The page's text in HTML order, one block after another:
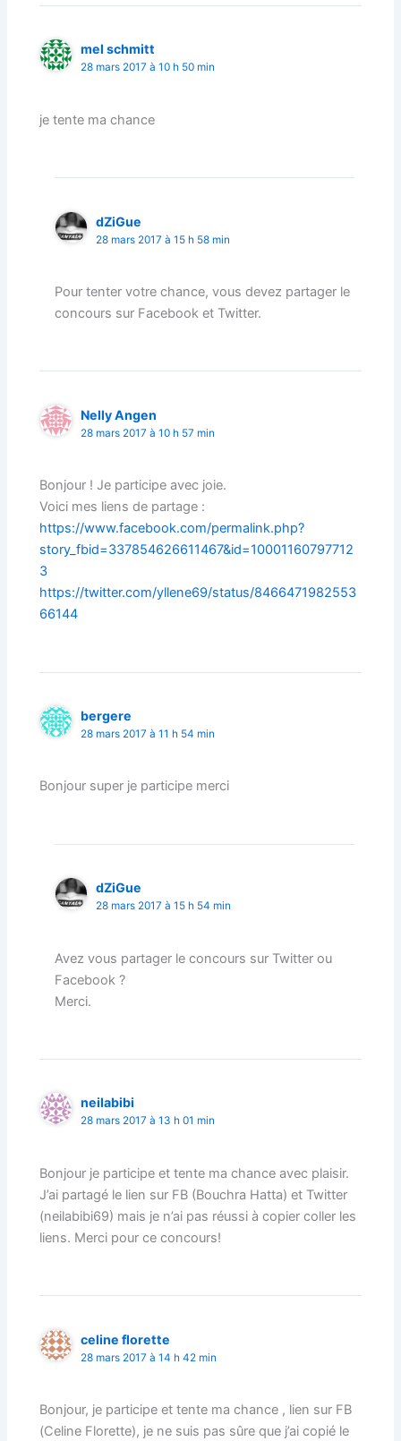
mel schmitt
28 mars 2017 à 10 h 50 min
je tente ma chance
dZiGue
28 mars 2017 à 15 h 58 min
Pour tenter votre chance, vous devez partager le
concours sur Facebook et Twitter.
Nelly Angen
28 mars 2017 à 10 h 57 min
Bonjour ! Je participe avec joie.
Voici mes liens de partage :
https://www.facebook.com/permalink.php?
story_fbid=337854626611467&id=10001160797712
3
https://twitter.com/yllene69/status/8466471982553
66144
bergere
28 mars 2017 à 11 h 54 min
Bonjour super je participe merci
dZiGue
28 mars 2017 à 15 h 54 min
Avez vous partager le concours sur Twitter ou
Facebook ?
Merci.
neilabibi
28 mars 2017 à 13 h 01 min
Bonjour je participe et tente ma chance avec plaisir.
J’ai partagé le lien sur FB (Bouchra Hatta) et Twitter
(neilabibi69) mais je n’ai pas réussi à copier coller les
liens. Merci pour ce concours!
celine florette
28 mars 2017 à 14 h 42 min
Bonjour, je participe et tente ma chance , lien sur FB
(Celine Florette), je ne suis pas sûre que j’ai copié le